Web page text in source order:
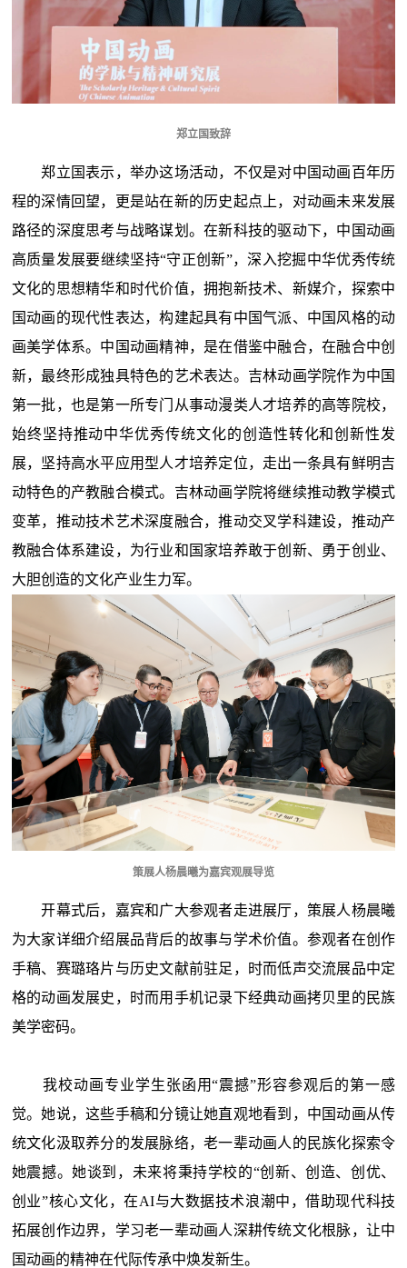
郑立国致辞
郑立国表示，举办这场活动，不仅是对中国动画百年历
程的深情回望，更是站在新的历史起点上，对动画未来发展
路径的深度思考与战略谋划。在新科技的驱动下，中国动画
高质量发展要继续坚持“守正创新”，深入挖掘中华优秀传统
文化的思想精华和时代价值，拥抱新技术、新媒介，探索中
国动画的现代性表达，构建起具有中国气派、中国风格的动
画美学体系。中国动画精神，是在借鉴中融合，在融合中创
新，最终形成独具特色的艺术表达。吉林动画学院作为中国
第一批，也是第一所专门从事动漫类人才培养的高等院校，
始终坚持推动中华优秀传统文化的创造性转化和创新性发
展，坚持高水平应用型人才培养定位，走出一条具有鲜明吉
动特色的产教融合模式。吉林动画学院将继续推动教学模式
变革，推动技术艺术深度融合，推动交叉学科建设，推动产
教融合体系建设，为行业和国家培养敢于创新、勇于创业、
大胆创造的文化产业生力军。
策展人杨晨曦为嘉宾观展导览
开幕式后，嘉宾和广大参观者走进展厅，策展人杨晨曦
为大家详细介绍展品背后的故事与学术价值。参观者在创作
手稿、赛璐珞片与历史文献前驻足，时而低声交流展品中定
格的动画发展史，时而用手机记录下经典动画拷贝里的民族
美学密码。
我校动画专业学生张函用“震撼”形容参观后的第一感
觉。她说，这些手稿和分镜让她直观地看到，中国动画从传
统文化汲取养分的发展脉络，老一辈动画人的民族化探索令
她震撼。她谈到，未来将秉持学校的“创新、创造、创优、
创业”核心文化，在AI与大数据技术浪潮中，借助现代科技
拓展创作边界，学习老一辈动画人深耕传统文化根脉，让中
国动画的精神在代际传承中焕发新生。